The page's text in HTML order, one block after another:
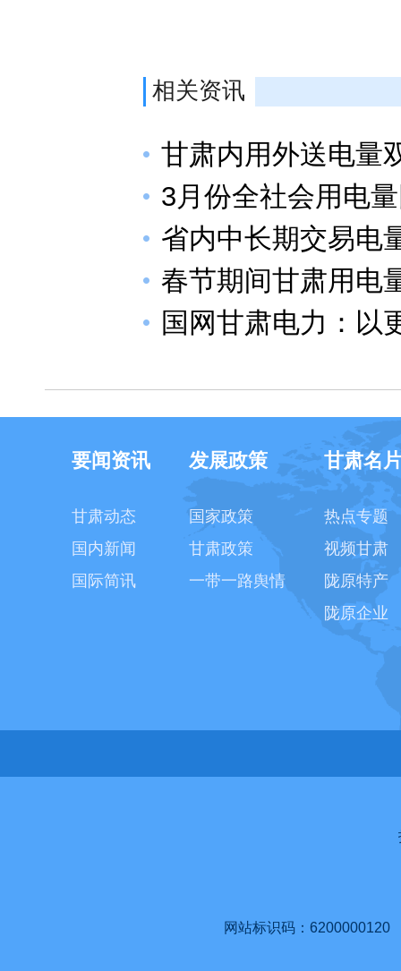
相关资讯
甘肃内用外送电量
3月份全社会用电
省内中长期交易电
春节期间甘肃用电
国网甘肃电力：以
要闻资讯
甘肃动态
国内新闻
国际简讯
发展政策
国家政策
甘肃政策
一带一路舆情
甘肃名
热点专题
视频甘肃
陇原特产
陇原企业
网站标识码：6200000120